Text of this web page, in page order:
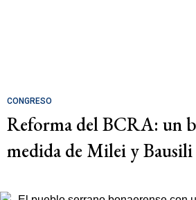
CONGRESO
Reforma del BCRA: un
medida de Milei y Bausili